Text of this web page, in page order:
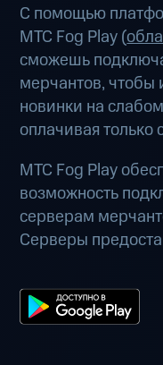
С помощью
МТС Fog Play (
сможешь
мерчантов, чтобы
новинки на
оплачивая только
МТС Fog Play
возможность
серверам
Серверы